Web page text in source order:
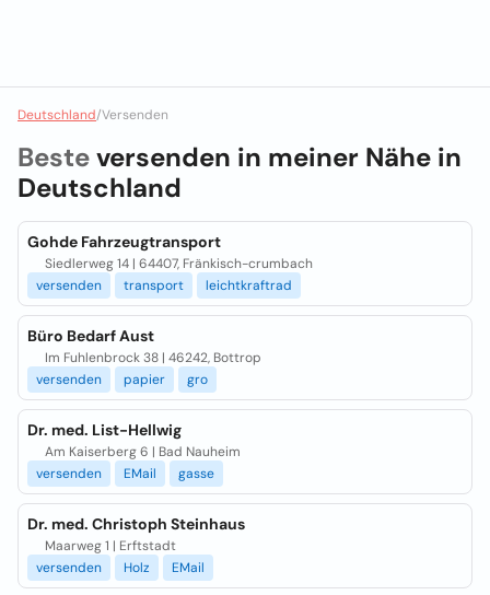
Deutschland/Versenden
Besteversenden in meiner Nähe in
Deutschland
Gohde Fahrzeugtransport
Siedlerweg 14 | 64407, Fränkisch-crumbach
versenden
transport leichtkraftrad
Büro Bedarf Aust
Im Fuhlenbrock 38 | 46242, Bottrop
versenden
papier gro
Dr. med. List-Hellwig
Am Kaiserberg 6 | Bad Nauheim
versenden
EMail gasse
Dr. med. Christoph Steinhaus
Maarweg 1 | Erftstadt
versenden
Holz EMail